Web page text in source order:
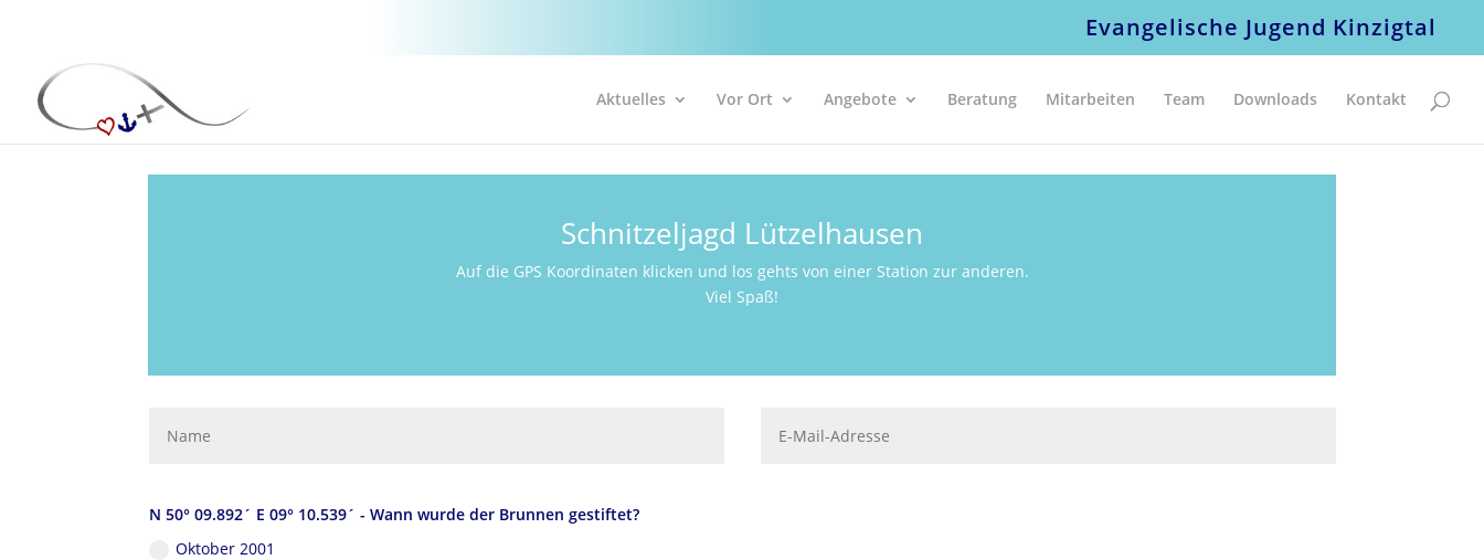
Evangelische Jugend Kinzigtal
Aktuelles Vor Ort Angebote Beratung Mitarbeiten Team Downloads Kontakt
Schnitzeljagd Lützelhausen
Auf die GPS Koordinaten klicken und los gehts von einer Station zur anderen.
Viel Spaß!
N 50° 09.892´ E 09° 10.539´ - Wann wurde der Brunnen gestiftet?
Oktober 2001